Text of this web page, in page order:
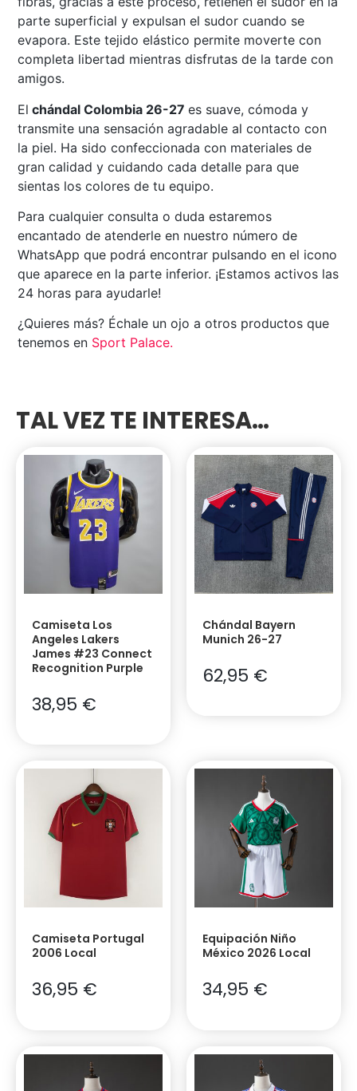
parte superficial y expulsan el sudor cuando se
evapora. Este tejido elástico permite moverte con
completa libertad mientras disfrutas de la tarde con
amigos.
El chándal Colombia 26-27es suave, cómoda y
transmite una sensación agradable al contacto con
la piel. Ha sido confeccionada con materiales de
gran calidad y cuidando cada detalle para que
sientas los colores de tu equipo.
Para cualquier consulta o duda estaremos
encantado de atenderle en nuestro número de
WhatsApp que podrá encontrar pulsando en el icono
que aparece en la parte inferior. ¡Estamos activos las
24 horas para ayudarle!
¿Quieres más? Échale un ojo a otros productos que
tenemos en Sport Palace.
TAL VEZ TE INTERESA…
Camiseta Los
Angeles Lakers
James #23 Connect
Recognition Purple
38,95 €
Chándal Bayern
Munich 26-27
62,95 €
Camiseta Portugal
2006 Local
36,95 €
Equipación Niño
México 2026 Local
34,95 €